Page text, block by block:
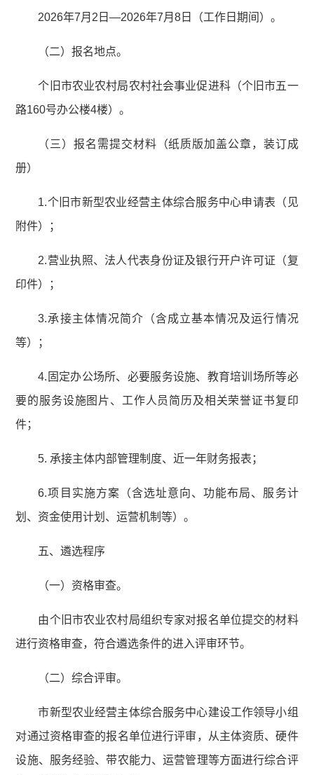
2026年7月2日—2026年7月8日（工作日期间）。
（二）报名地点。
个旧市农业农村局农村社会事业促进科（个旧市五一
路160号办公楼4楼）。
（三）报名需提交材料（纸质版加盖公章，装订成
册）
1.个旧市新型农业经营主体综合服务中心申请表（见
附件）；
2.营业执照、法人代表身份证及银行开户许可证（复
印件）；
3.承接主体情况简介（含成立基本情况及运行情况
等）；
4.固定办公场所、必要服务设施、教育培训场所等必
要的服务设施图片、工作人员简历及相关荣誉证书复印
件；
5. 承接主体内部管理制度、近一年财务报表；
6.项目实施方案（含选址意向、功能布局、服务计
划、资金使用计划、运营机制等）。
五、遴选程序
（一）资格审查。
由个旧市农业农村局组织专家对报名单位提交的材料
进行资格审查，符合遴选条件的进入评审环节。
（二）综合评审。
市新型农业经营主体综合服务中心建设工作领导小组
对通过资格审查的报名单位进行评审，从主体资质、硬件
设施、服务经验、带农能力、运营管理等方面进行综合评